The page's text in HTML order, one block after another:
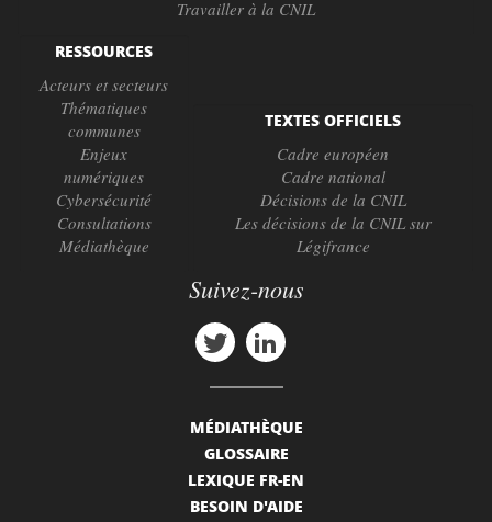
Travailler à la CNIL
RESSOURCES
Acteurs et secteurs
Thématiques
communes
Enjeux
numériques
Cybersécurité
Consultations
Médiathèque
TEXTES OFFICIELS
Cadre européen
Cadre national
Décisions de la CNIL
Les décisions de la CNIL sur
Légifrance
Suivez-nous
MÉDIATHÈQUE
GLOSSAIRE
LEXIQUE FR-EN
BESOIN D'AIDE